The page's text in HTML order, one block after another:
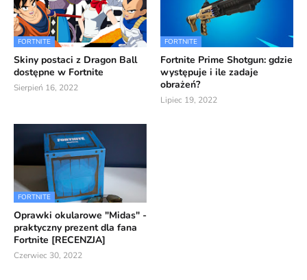
FORTNITE
Skiny postaci z Dragon Ball
dostępne w Fortnite
Sierpień 16, 2022
FORTNITE
Fortnite Prime Shotgun: gdzie
występuje i ile zadaje
obrażeń?
Lipiec 19, 2022
FORTNITE
Oprawki okularowe "Midas" -
praktyczny prezent dla fana
Fortnite [RECENZJA]
Czerwiec 30, 2022